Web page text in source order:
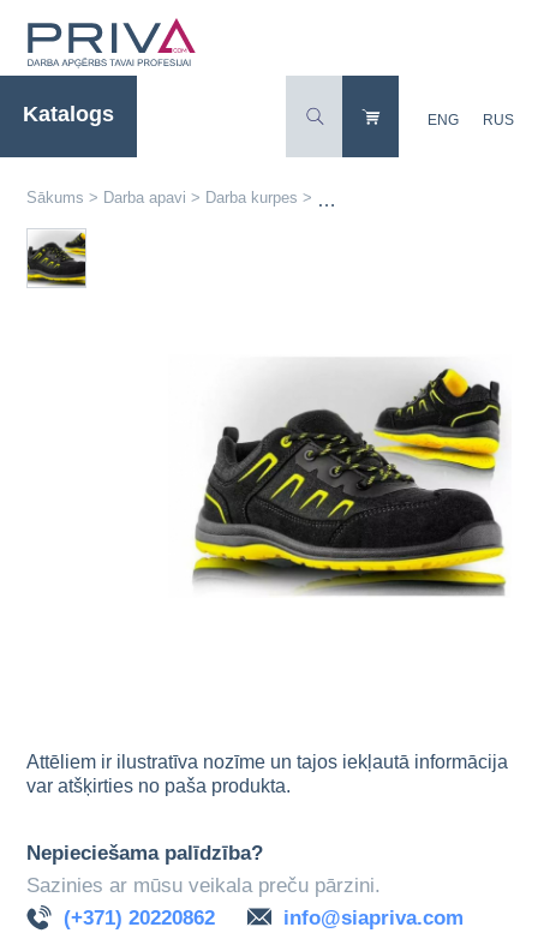
Katalogs ENG RUS
Sākums > Darba apavi > Darba kurpes >
Attēliem ir ilustratīva nozīme un tajos iekļautā informācija
var atšķirties no paša produkta.
Nepieciešama palīdzība?
Sazinies ar mūsu veikala preču pārzini.
(+371) 20220862
info@siapriva.com